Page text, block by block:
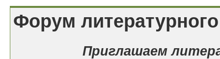
Форум
Приглашаем